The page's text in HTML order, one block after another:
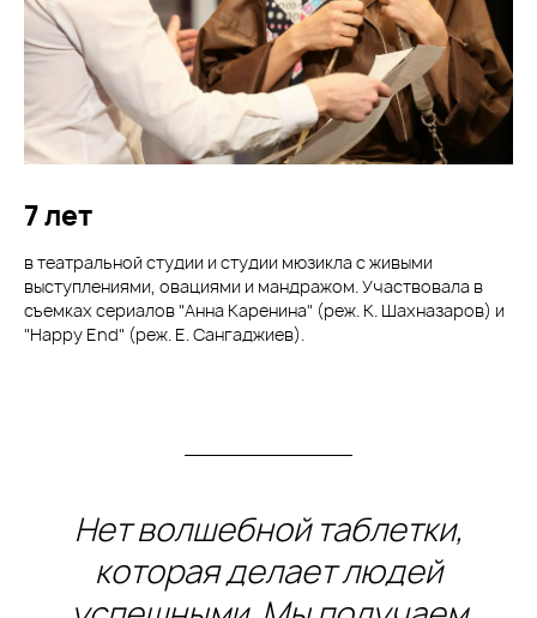
7 лет
в театральной студии и студии мюзикла с живыми
выступлениями, овациями и мандражом. Участвовала в
съемках сериалов "Анна Каренина" (реж. К. Шахназаров) и
"Happy End" (реж. Е. Сангаджиев).
Нет волшебной таблетки,
которая делает людей